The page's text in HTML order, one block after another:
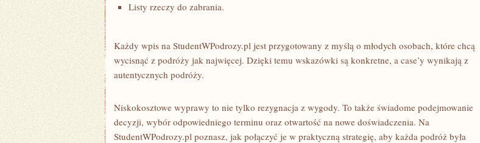
Listy rzeczy do zabrania.
Każdy wpis na StudentWPodrozy.pl jest przygotowany z myślą o młodych osobach, które chcą
wycisnąć z podróży jak najwięcej. Dzięki temu wskazówki są konkretne, a case’y wynikają z
autentycznych podróży.
Niskokosztowe wyprawy to nie tylko rezygnacja z wygody. To także świadome podejmowanie
decyzji, wybór odpowiedniego terminu oraz otwartość na nowe doświadczenia. Na
StudentWPodrozy.pl poznasz, jak połączyć je w praktyczną strategię, aby każda podróż była